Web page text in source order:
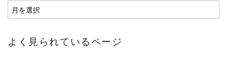
ア
ー
イ
よく見られているページ